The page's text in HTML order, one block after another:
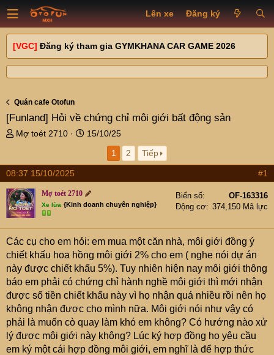
Lên xe Đăng ký
[VGC] Đăng ký tham gia GYMKHANA CAR GAME 2026
Quán cafe Otofun
[Funland] Hỏi về chứng chỉ môi giới bất động sản
T
e
a
d
s
t
r
t
e
r
Mợ toét 2710
N
y
ử
i
15/10/25
1
2 Tiếp
08:37 15/10/2025 #1
Mợ toét 2710
Xe lừa {Kinh doanh chuyên nghiệp}
Biển số
OF-163316
Động cơ
374,150 Mã lực
Các cụ cho em hỏi: em mua một căn nhà, môi giới đồng ý
chiết khấu hoa hồng môi giới 2% cho em ( nghe nói dự án
này được chiết khấu 5%). Tuy nhiên hiện nay môi giới thông
báo em phải có chứng chỉ hành nghề môi giới thì mới nhận
được số tiền chiết khấu này vì họ nhận quá nhiều rồi nên họ
không nhận được cho mình nữa. Môi giới nói như vậy có
phải là muốn cò quay làm khó em không? Có hướng nào xử
lý được môi giới này không? Lúc ký hợp đồng họ yêu cầu
em ký một cái hợp đồng môi giới, em nghĩ là để hợp thức